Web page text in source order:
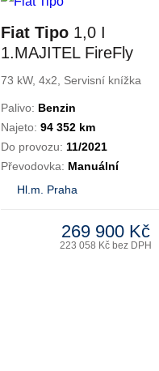
Fiat Tipo 1,0 I
1.MAJITEL FireFly
73 kW, 4x2, Servisní knížka
Palivo: Benzin
Najeto: 94 352 km
Do provozu: 11/2021
Převodovka: Manuální
Hl.m. Praha
269 900 Kč
223 058 Kč bez DPH